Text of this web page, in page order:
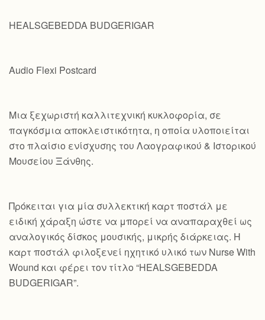
HEALSGEBEDDA BUDGERIGAR
Audio Flexi Postcard
Mια ξεχωριστή καλλιτεχνική κυκλοφορία, σε
παγκόσμια αποκλειστικότητα, η οποία υλοποιείται
στο πλαίσιο ενίσχυσης του Λαογραφικού & Ιστορικού
Μουσείου Ξάνθης.
Πρόκειται για μία συλλεκτική καρτ ποστάλ με
ειδική χάραξη ώστε να μπορεί να αναπαραχθεί ως
αναλογικός δίσκος μουσικής, μικρής διάρκειας. Η
καρτ ποστάλ φιλοξενεί ηχητικό υλικό των Nurse With
Wound και φέρει τον τίτλο “HEALSGEBEDDA
BUDGERIGAR”.